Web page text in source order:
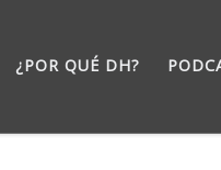
¿POR QUÉ DH?